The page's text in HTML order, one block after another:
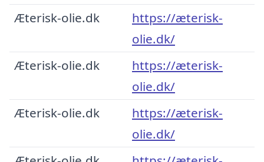
Æterisk-olie.dk
https://æterisk-
olie.dk/
Æterisk-olie.dk
https://æterisk-
olie.dk/
Æterisk-olie.dk
https://æterisk-
olie.dk/